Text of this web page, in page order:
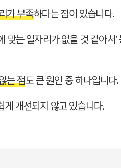
가 부족하다는 점이 있습니다.
맞는 일자리가 없을 것 같아서
는 점도 큰 원인 중 하나입니다.
게 개선되지 않고 있습니다.